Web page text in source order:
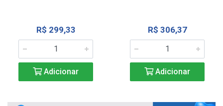
R$ 299,33
Adicionar
R$ 306,37
Adicionar